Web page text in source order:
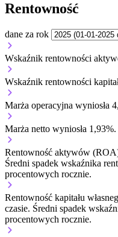
Rentowność
dane za rok
Wskaźnik rentowności
Wskaźnik rentowności
Marża operacyjna wyniosła
Marża netto wyniosła 1,93%.
Rentowność aktywów
Średni spadek wskaźnika
procentowych rocznie.
Rentowność kapitału
czasie. Średni spadek
procentowych rocznie.